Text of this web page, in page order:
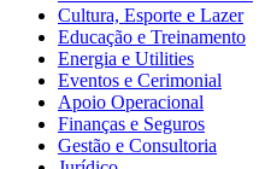
Cultura, Esporte e Lazer
Educação e Treinamento
Energia e Utilities
Eventos e Cerimonial
Apoio Operacional
Finanças e Seguros
Gestão e Consultoria